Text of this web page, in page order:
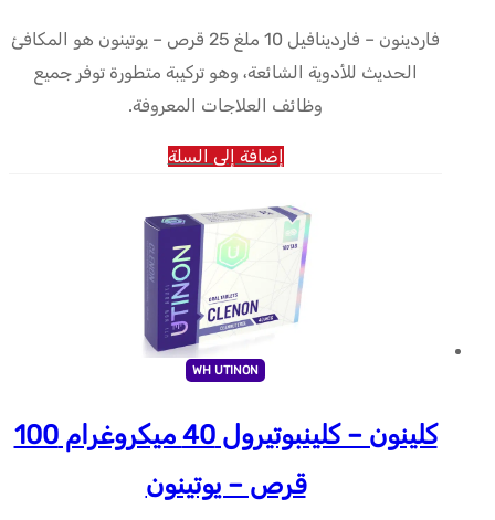
كان:
$31.14.
هو:
$25.38.
فاردينون – فاردينافيل 10 ملغ 25 قرص – يوتينون هو المكافئ
الحديث للأدوية الشائعة، وهو تركيبة متطورة توفر جميع
وظائف العلاجات المعروفة.
إضافة إلى السلة
WH UTINON
كلينون – كلينبوتيرول 40 ميكروغرام 100
قرص – يوتينون